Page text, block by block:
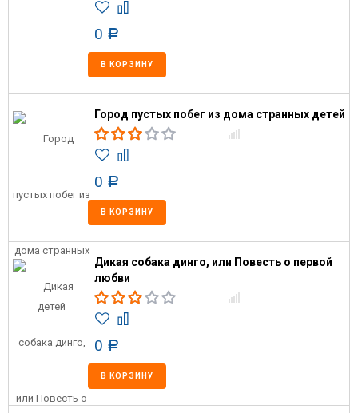
0 Р
В КОРЗИНУ
Город пустых побег из дома странных детей
0 Р
В КОРЗИНУ
Дикая собака динго, или Повесть о первой
любви
0 Р
В КОРЗИНУ